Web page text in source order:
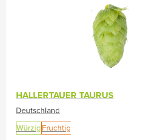
HALLERTAUER TAURUS
Deutschland
Würzig Fruchtig